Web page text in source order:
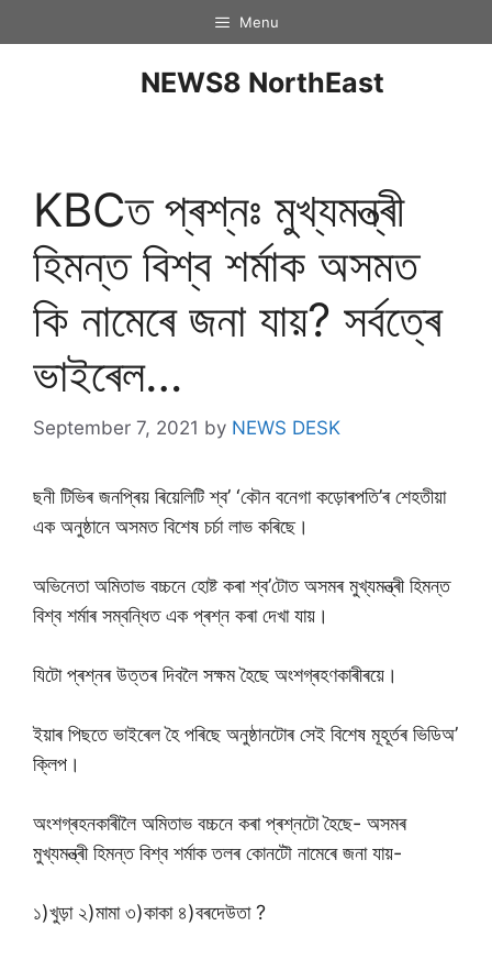
Menu
NEWS8 NorthEast
KBCত প্ৰশ্নঃ মুখ্যমন্ত্ৰী
হিমন্ত বিশ্ব শৰ্মাক অসমত
কি নামেৰে জনা যায়? সৰ্বত্ৰে
ভাইৰেল…
September 7, 2021 by NEWS DESK
ছনী টিভিৰ জনপ্ৰিয় ৰিয়েলিটি শ্ব’ ‘কৌন বনেগা কড়োৰপতি’ৰ শেহতীয়া
এক অনুষ্ঠানে অসমত বিশেষ চৰ্চা লাভ কৰিছে।
অভিনেতা অমিতাভ বচ্চনে হোষ্ট কৰা শ্ব’টোত অসমৰ মুখ্যমন্ত্ৰী হিমন্ত
বিশ্ব শৰ্মাৰ সম্বন্ধিত এক প্ৰশ্ন কৰা দেখা যায়।
যিটো প্ৰশ্নৰ উত্তৰ দিবলৈ সক্ষম হৈছে অংশগ্ৰহণকাৰীৰয়ে।
ইয়াৰ পিছতে ভাইৰেল হৈ পৰিছে অনুষ্ঠানটোৰ সেই বিশেষ মূহূৰ্তৰ ভিডিঅ’
ক্লিপ।
অংশগ্ৰহনকাৰীলৈ অমিতাভ বচ্চনে কৰা প্ৰশ্নটো হৈছে- অসমৰ
মুখ্যমন্ত্ৰী হিমন্ত বিশ্ব শৰ্মাক তলৰ কোনটৌ নামেৰে জনা যায়-
১)খুড়া ২)মামা ৩)কাকা ৪)বৰদেউতা ?